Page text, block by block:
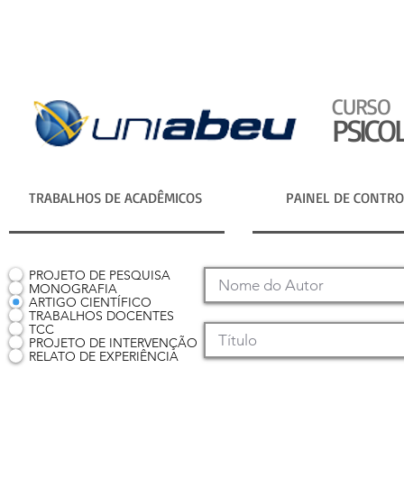
CURSO
PROJETO DE PESQUISA
MONOGRAFIA
ARTIGO CIENTÍFICO
TRABALHOS DOCENTES
TCC
PROJETO DE INTERVENÇÃO
RELATO DE EXPERIÊNCIA
TRABALHOS DE ACADÊMICOS PAINEL DE